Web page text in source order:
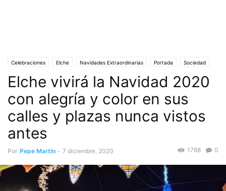
Celebraciones Elche Navidades Extraordinarias Portada Sociedad
Tradiciones
Elche vivirá la Navidad 2020
con alegría y color en sus
calles y plazas nunca vistos
antes
Por Pepe Martin - 7 diciembre, 2020 0
1788